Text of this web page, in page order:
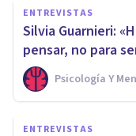
ENTREVISTAS
Silvia Guarnieri:
pensar, no para
Psicología Y
ENTREVISTAS